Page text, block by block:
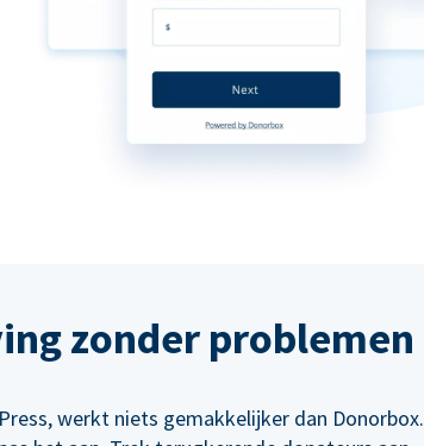
zonder problemen
werkt niets gemakkelijker dan Donorbox.